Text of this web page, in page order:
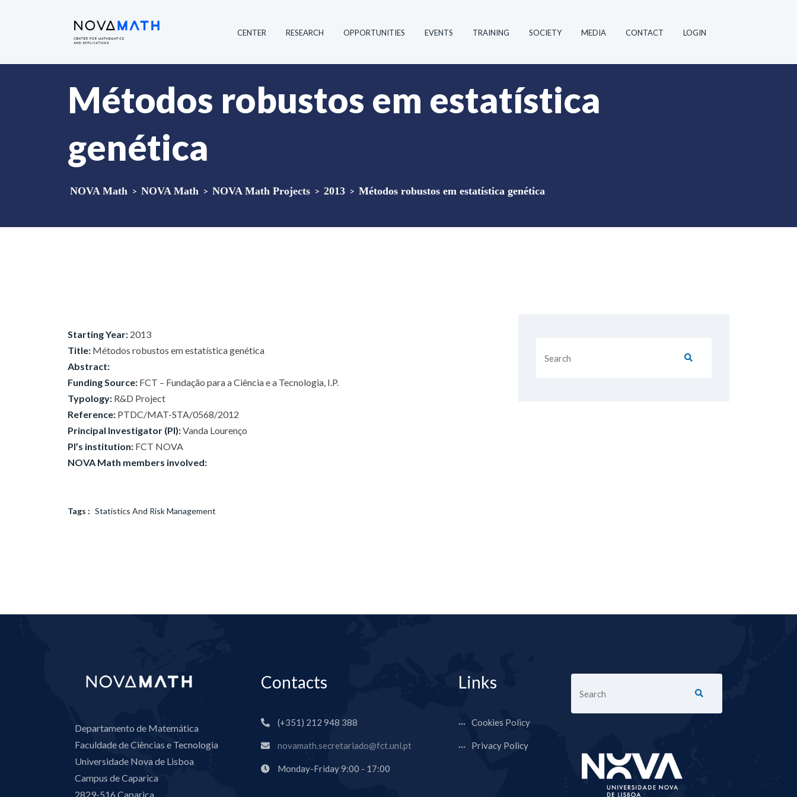
CENTER RESEARCH OPPORTUNITIES EVENTS TRAINING SOCIETY MEDIA CONTACT LOGIN
Métodos robustos em estatística
genética
NOVA Math > NOVA Math > NOVA Math Projects > 2013 > Métodos robustos em estatística genética
Starting Year: 2013
Title: Métodos robustos em estatística genética
Abstract:
Funding Source: FCT – Fundação para a Ciência e a Tecnologia, I.P.
Typology: R&D Project
Reference: PTDC/MAT-STA/0568/2012
Principal Investigator (PI):Vanda Lourenço
PI’s institution: FCT NOVA
NOVA Math members involved:
Tags : Statistics And Risk Management
Departamento de Matemática
Faculdade de Ciências e Tecnologia
Universidade Nova de Lisboa
Campus de Caparica
2829-516 Caparica
Contacts
(+351) 212 948 388
novamath.secretariado@fct.unl.pt
Monday-Friday 9:00 - 17:00
Links
Cookies Policy
Privacy Policy